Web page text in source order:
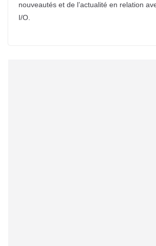
nouveautés et de l’actualité en relation
I/O.